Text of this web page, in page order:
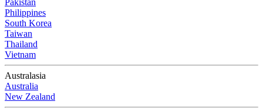
Pakistan
Philippines
South Korea
Taiwan
Thailand
Vietnam
Australasia
Australia
New Zealand